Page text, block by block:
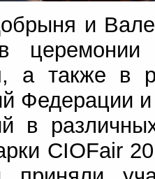
и
церемонии
а также в
Федерации
в
CIOFair